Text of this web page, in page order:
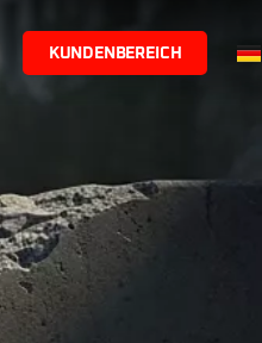
KU N D EN BE R EI C H